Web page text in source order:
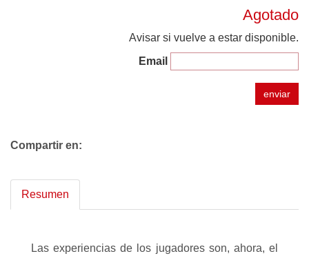
Agotado
Avisar si vuelve a estar disponible.
Email
enviar
Compartir en:
Resumen
Las experiencias de los jugadores son, ahora, el